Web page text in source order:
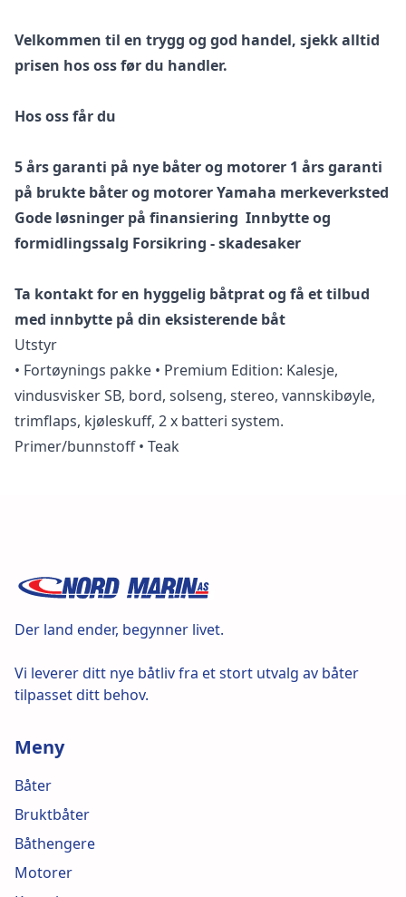
Velkommen til en trygg og god handel, sjekk alltid
prisen hos oss før du handler.
Hos oss får du
5 års garanti på nye båter og motorer 1 års garanti
på brukte båter og motorerYamaha merkeverksted
Gode løsninger på finansiering Innbytte og
formidlingssalg Forsikring - skadesaker
Ta kontakt for en hyggelig båtprat og få et tilbud
med innbytte på din eksisterende båt
Utstyr
• Fortøynings pakke • Premium Edition: Kalesje,
vindusvisker SB, bord, solseng, stereo, vannskibøyle,
trimflaps, kjøleskuff, 2 x batteri system.
Primer/bunnstoff • Teak
Der land ender, begynner livet.
Vi leverer ditt nye båtliv fra et stort utvalg av båter
tilpasset ditt behov.
Meny
Båter
Bruktbåter
Båthengere
Motorer